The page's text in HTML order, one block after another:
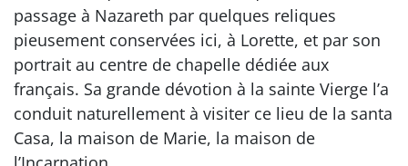
passage à Nazareth par quelques reliques
pieusement conservées ici, à Lorette, et par son
portrait au centre de chapelle dédiée aux
français. Sa grande dévotion à la sainte Vierge l’a
conduit naturellement à visiter ce lieu de la santa
Casa, la maison de Marie, la maison de